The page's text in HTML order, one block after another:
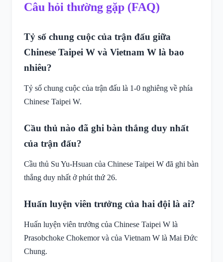
Câu hỏi thường gặp (FAQ)
Tỷ số chung cuộc của trận đấu giữa
Chinese Taipei W và Vietnam W là bao
nhiêu?
Tỷ số chung cuộc của trận đấu là 1-0 nghiêng về phía
Chinese Taipei W.
Cầu thủ nào đã ghi bàn thắng duy nhất
của trận đấu?
Cầu thủ Su Yu-Hsuan của Chinese Taipei W đã ghi bàn
thắng duy nhất ở phút thứ 26.
Huấn luyện viên trưởng của hai đội là ai?
Huấn luyện viên trưởng của Chinese Taipei W là
Prasobchoke Chokemor và của Vietnam W là Mai Đức
Chung.